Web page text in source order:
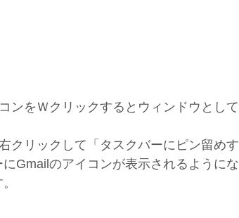
ンをＷクリックするとウィンドウとして
クリックして「タスクバーにピン留めす
Gmailのアイコンが表示されるようにな